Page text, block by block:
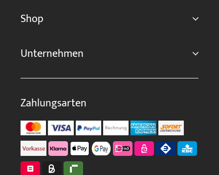
Shop
Unternehmen
Zahlungsarten